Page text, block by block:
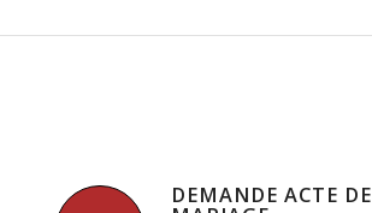
DEMANDE ACTE DE